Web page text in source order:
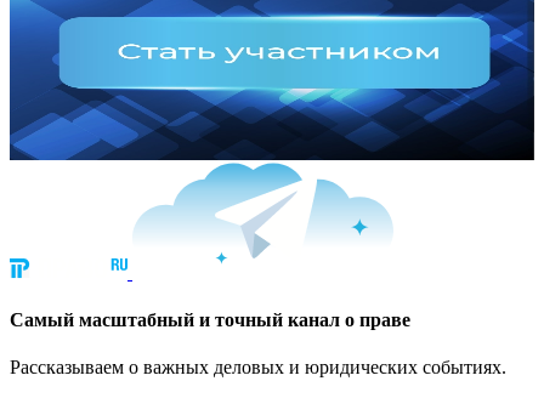
Cамый масштабный и точный канал о праве
Рассказываем о важных деловых и юридических событиях.